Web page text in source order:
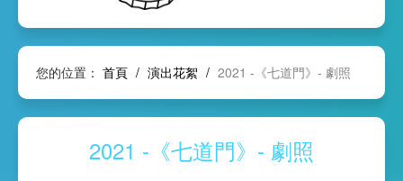
您的位置： 首頁 / 演出花絮 / 2021 -《七道門》- 劇照
2021 -《七道門》- 劇照